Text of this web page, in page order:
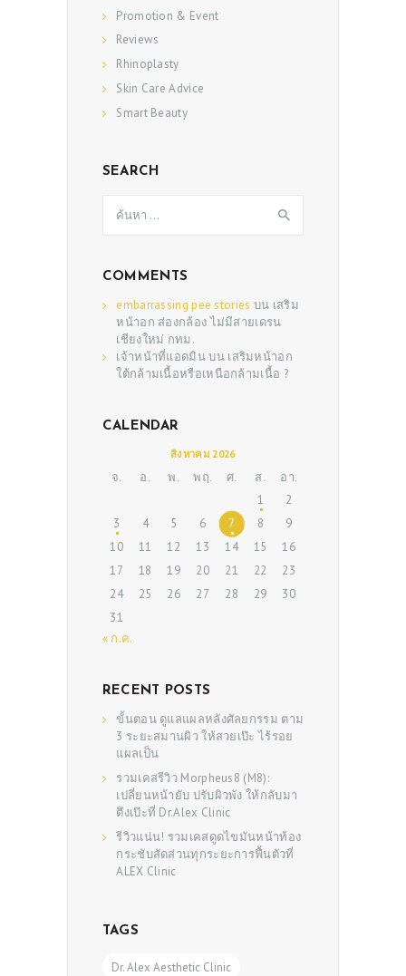
PATIENT REVIEWS
PRE & POST CAUTIONS
CONSULT & RESERVATION
Promotion & Event
Reviews
Rhinoplasty
Skin Care Advice
Smart Beauty
SEARCH
สำหรับ:
COMMENTS
embarrassing pee stories บน เสริม
หน้าอก ส่องกล้อง ไม่มีสายเดรน
เชียงใหม่ กทม.
เจ้าหน้าที่แอดมินบน เสริมหน้าอก
ใต้กล้ามเนื้อหรือเหนือกล้ามเนื้อ ?
CALENDAR
สิงหาคม 2026
จ. อ. พ. พฤ. ศ. ส. อา.
1
2
3
4 5 6 7 8
9
10
11 12 13 14 15
16
17
18 19 20 21 22
23
24
25 26 27 28 29
30
31
« ก.ค.
RECENT POSTS
ขั้นตอน ดูแลแผลหลังศัลยกรรม ตาม
3 ระยะสมานผิว ให้สวยเป๊ะ ไร้รอย
แผลเป็น
รวมเคสรีวิว Morpheus8 (M8):
เปลี่ยนหน้ายับ ปรับผิวพัง ให้กลับมา
ตึงเป๊ะที่ Dr.Alex Clinic
รีวิวแน่น! รวมเคสดูดไขมันหน้าท้อง
กระชับสัดส่วนทุกระยะการฟื้นตัวที่
ALEX Clinic
TAGS
Dr. Alex Aesthetic Clinic